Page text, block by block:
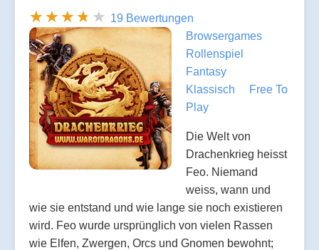
19 Bewertungen
Browsergames
Rollenspiel
Fantasy
Klassisch
Free To
Play
Die Welt von
Drachenkrieg heisst
Feo. Niemand
weiss, wann und
wie sie entstand und wie lange sie noch existieren
wird. Feo wurde ursprünglich von vielen Rassen
wie Elfen, Zwergen, Orcs und Gnomen bewohnt;